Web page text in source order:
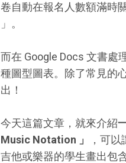
卷自動在報名人數額滿時
」。
而在 Google Docs 文書處
種圖型圖表。除了常見的
出！
今天這篇文章，就來介紹
Music Notation 」
，可
吉他或樂器的學生畫出包